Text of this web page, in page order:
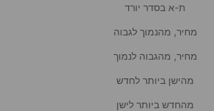
ת-א בסדר יורד
מחיר, מהנמוך לגבוה
מחיר, מהגבוה לנמוך
מהישן ביותר לחדש
מהחדש ביותר לישן